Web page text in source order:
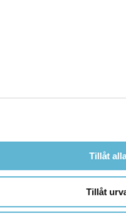
Tillåt
Tillåt